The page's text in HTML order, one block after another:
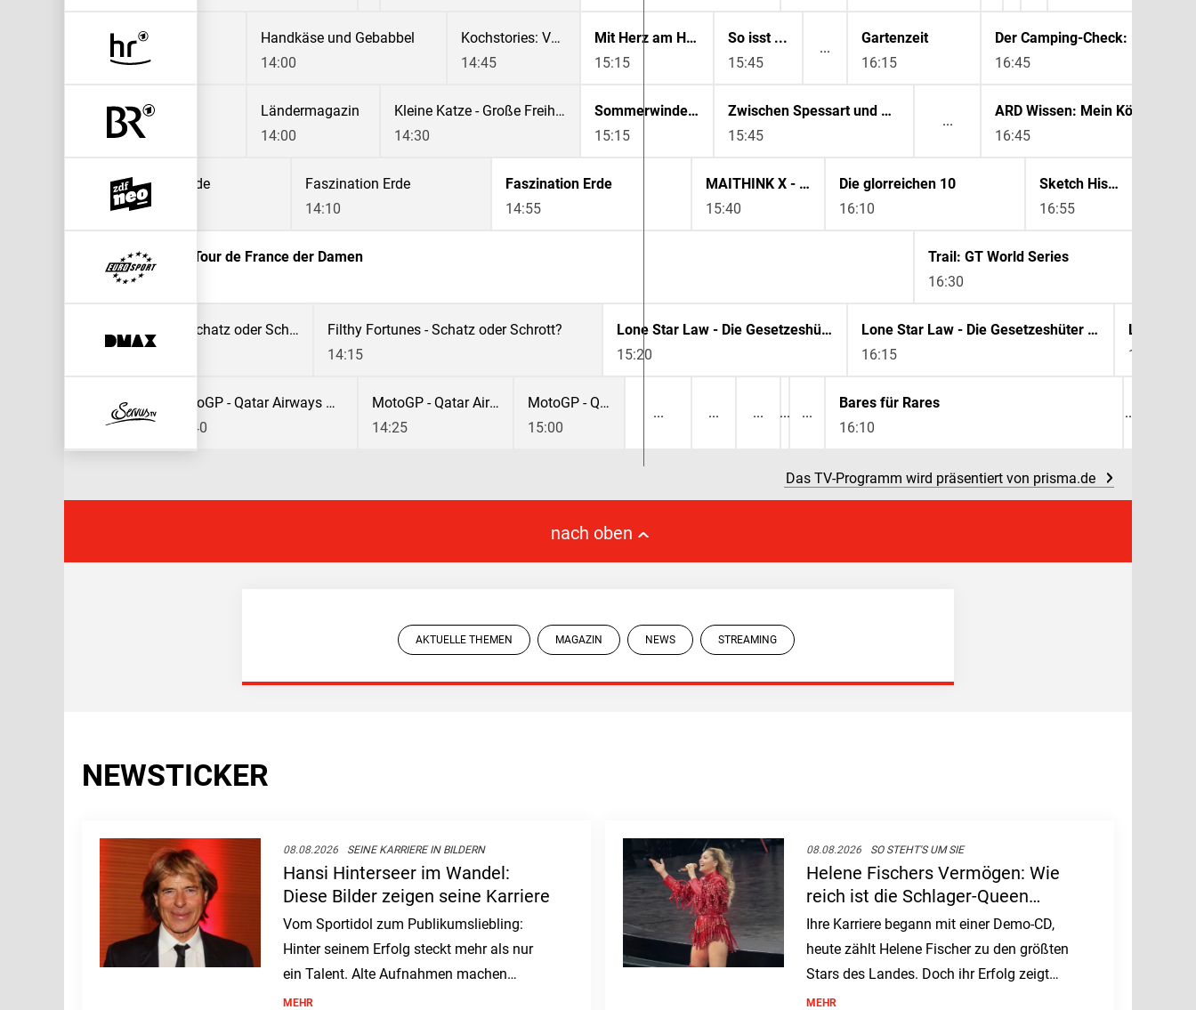
Tierärztin Dr. Mertens
Handkäse und Gebabbel
14:00
Kochstories: Von Frankfurt an die Algarve - Ein Koch wandert aus
14:45
Mit Herz am Herd
15:15
So isst ...
15:45
Gartenzeit
16:15
16:45
Ländermagazin
14:00
Kleine Katze - Große Freiheit
14:30
Sommerwinde im Vinschgau
15:15
Zwischen Spessart und Karwendel
15:45
16:45
Faszination Erde
13:25
Faszination Erde
14:10
Faszination Erde
14:55
MAITHINK X - Die Show
15:40
Die glorreichen 10
16:10
Sketch History
16:55
Radsport: Tour de France der Damen
13:30
Trail: GT World Series
16:30
Filthy Fortunes - Schatz oder Schrott?
Filthy Fortunes - Schatz oder Schrott?
14:15
Lone Star Law - Die Gesetzeshüter von Texas
15:20
Lone Star Law - Die Gesetzeshüter von Texas
16:15
17:15
MotoGP - Qatar Airways Grand Prix von Großbritannien
13:40
MotoGP - Qatar Airways Grand Prix von Großbritannien
14:25
MotoGP - Qatar Airways Grand Prix von Großbritannien
15:00
Bares für Rares
16:10
Das TV-Programm wird präsentiert von prisma.de
nach oben
AKTUELLE THEMEN MAGAZIN NEWS STREAMING
NEWSTICKER
08.08.2026 SEINE KARRIERE IN BILDERN
Hansi Hinterseer im Wandel:
Diese Bilder zeigen seine Karriere
Vom Sportidol zum Publikumsliebling:
Hinter seinem Erfolg steckt mehr als nur
ein Talent. Alte Aufnahmen machen
deutlich, wie sehr sich sein Weg verändert
MEHR
08.08.2026 SO STEHT'S UM SIE
Helene Fischers Vermögen: Wie
reich ist die Schlager-Queen
wirklich?
Ihre Karriere begann mit einer Demo-CD,
heute zählt Helene Fischer zu den größten
Stars des Landes. Doch ihr Erfolg zeigt
sich längst nicht nur auf der Bühne.
MEHR